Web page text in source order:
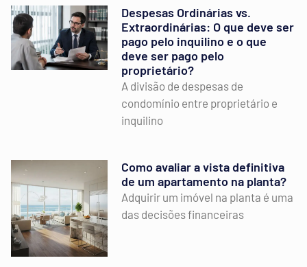
Despesas Ordinárias vs.
Extraordinárias: O que deve ser
pago pelo inquilino e o que
deve ser pago pelo
proprietário?
A divisão de despesas de
condomínio entre proprietário e
inquilino
Como avaliar a vista definitiva
de um apartamento na planta?
Adquirir um imóvel na planta é uma
das decisões financeiras